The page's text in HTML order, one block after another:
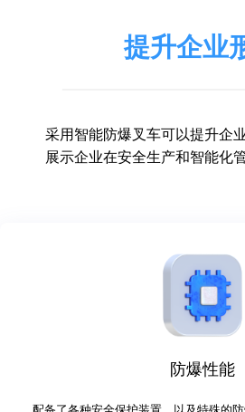
提升企业
采用智能防爆叉车可以提升企
展示企业在安全生产和智能化
防爆性能
配备了各种安全保护装置，以及特殊的